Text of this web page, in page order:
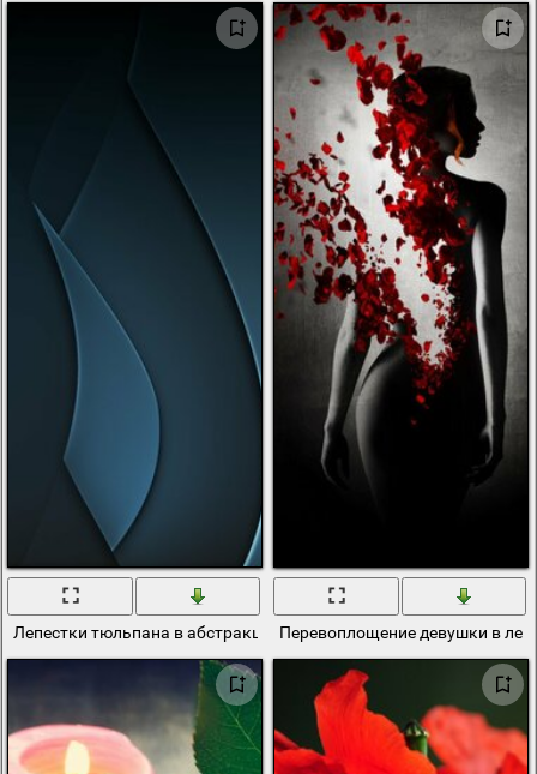
Лепестки тюльпана в абстракции на зелёномПеревоплощение девушки в